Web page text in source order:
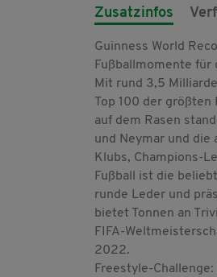
Zusatzinfos
Guinness World
Fußballmomente für
Mit rund 3,5
Top 100 der
auf dem Rasen
und Neymar und die
Klubs, Champions-
Fußball ist die
runde Leder und
bietet Tonnen an
FIFA-
2022.
Freestyle-